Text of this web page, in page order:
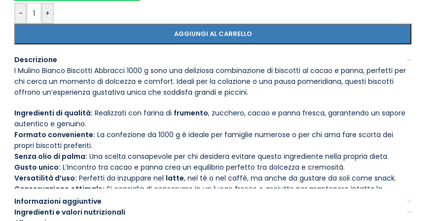
- +
AGGIUNGI AL CARRELLO
Descrizione
I Mulino Bianco Biscotti Abbracci 1000 g sono una deliziosa combinazione di biscotti al cacao e panna, perfetti per
chi cerca un momento di dolcezza e comfort. Ideali per la colazione o una pausa pomeridiana, questi biscotti
offrono un’esperienza gustativa unica che soddisfa grandi e piccini.
Ingredienti di qualità: Realizzati con farina di frumento, zucchero, cacao e panna fresca, garantendo un sapore
autentico e genuino.
Formato conveniente: La confezione da 1000 g è ideale per famiglie numerose o per chi ama fare scorta dei
propri biscotti preferiti.
Senza olio di palma: Una scelta consapevole per chi desidera evitare questo ingrediente nella propria dieta.
Gusto unico: L’incontro tra cacao e panna crea un equilibrio perfetto tra dolcezza e cremosità.
Versatilità d’uso: Perfetti da inzuppare nel latte, nel tè o nel caffè, ma anche da gustare da soli come snack.
Conservazione ottimale: Si consiglia di conservare in un luogo fresco e asciutto per mantenere intatta la
fragranza.
Prova i Mulino Bianco Biscotti Abbracci 1000 g per arricchire i tuoi momenti di relax con un tocco di dolcezza.
Informazioni aggiuntive
Ingredienti e valori nutrizionali